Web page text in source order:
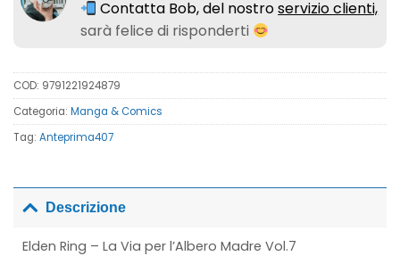
Contatta Bob, del nostroservizio clienti,
sarà felice di risponderti
COD: 9791221924879
Categoria: Manga & Comics
Tag: Anteprima407
Descrizione
Elden Ring – La Via per l’Albero Madre Vol.7